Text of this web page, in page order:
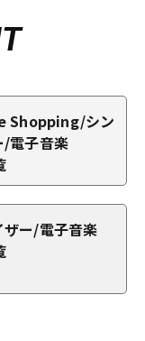
Shopping/シン
/電子音楽
ザー/電子音楽